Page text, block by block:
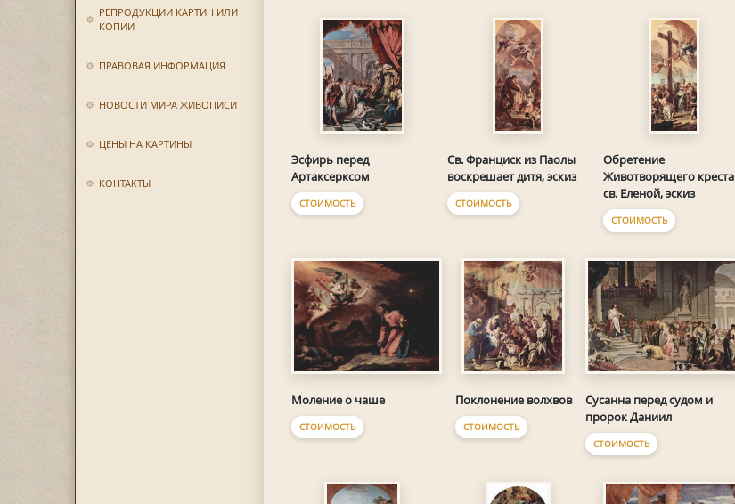
РЕПРОДУКЦИИ КАРТИН ИЛИ
КОПИИ
ПРАВОВАЯ ИНФОРМАЦИЯ
НОВОСТИ МИРА ЖИВОПИСИ
ЦЕНЫ НА КАРТИНЫ
КОНТАКТЫ
Эсфирь перед
Артаксерксом
СТОИМОСТЬ
Св. Франциск из Паолы
воскрешает дитя, эскиз
СТОИМОСТЬ
Обретение
Животворящего креста
св. Еленой, эскиз
СТОИМОСТЬ
Моление о чаше
СТОИМОСТЬ
Поклонение волхвов
СТОИМОСТЬ
Сусанна перед судом и
пророк Даниил
СТОИМОСТЬ